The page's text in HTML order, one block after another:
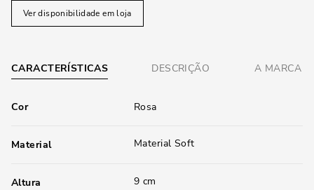
Ver disponibilidade em loja
CARACTERÍSTICAS DESCRIÇÃO A MARCA
Cor Rosa
Material Material Soft
Altura 9 cm